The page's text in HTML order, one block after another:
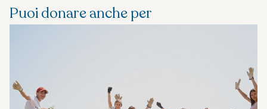
Puoi donare anche per